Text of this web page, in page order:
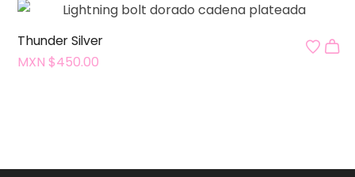
Thunder Silver
MXN $450.00